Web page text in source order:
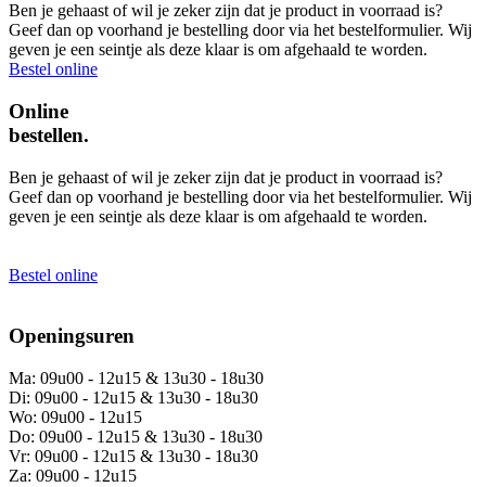
Ben je gehaast of wil je zeker zijn dat je product in voorraad is?
Geef dan op voorhand je bestelling door via het bestelformulier. Wij
geven je een seintje als deze klaar is om afgehaald te worden.
Bestel online
Online
bestellen.
Ben je gehaast of wil je zeker zijn dat je product in voorraad is?
Geef dan op voorhand je bestelling door via het bestelformulier. Wij
geven je een seintje als deze klaar is om afgehaald te worden.
Bestel online
Openingsuren
Ma: 09u00 - 12u15 & 13u30 - 18u30
Di: 09u00 - 12u15 & 13u30 - 18u30
Wo: 09u00 - 12u15
Do: 09u00 - 12u15 & 13u30 - 18u30
Vr: 09u00 - 12u15 & 13u30 - 18u30
Za: 09u00 - 12u15